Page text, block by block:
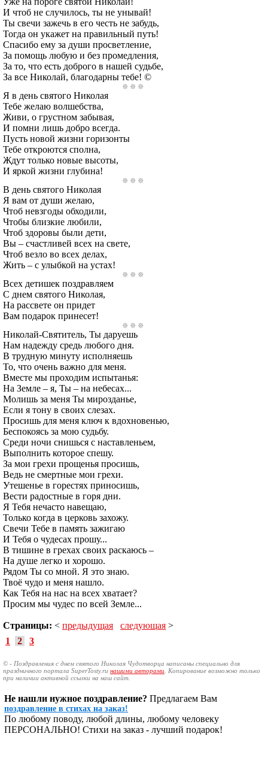
И чтоб не случилось, ты не унывай!
Ты свечи зажечь в его честь не забудь,
Тогда он укажет на правильный путь!
Спасибо ему за души просветление,
За помощь любую и без промедления,
За то, что есть доброго в нашей судьбе,
За все Николай, благодарны тебе! ©
Я в день святого Николая
Тебе желаю волшебства,
Живи, о грустном забывая,
И помни лишь добро всегда.
Пусть новой жизни горизонты
Тебе откроются сполна,
Ждут только новые высоты,
И яркой жизни глубина!
В день святого Николая
Я вам от души желаю,
Чтоб невзгоды обходили,
Чтобы близкие любили,
Чтоб здоровы были дети,
Вы – счастливей всех на свете,
Чтоб везло во всех делах,
Жить – с улыбкой на устах!
Всех детишек поздравляем
С днем святого Николая,
На рассвете он придет
Вам подарок принесет!
Николай-Святитель, Ты даруешь
Нам надежду средь любого дня.
В трудную минуту исполняешь
То, что очень важно для меня.
Вместе мы проходим испытанья:
На Земле – я, Ты – на небесах...
Молишь за меня Ты мирозданье,
Если я тону в своих слезах.
Просишь для меня ключ к вдохновенью,
Беспокоясь за мою судьбу.
Среди ночи снишься с наставленьем,
Выполнить которое спешу.
За мои грехи прощенья просишь,
Ведь не смертные мои грехи.
Утешенье в горестях приносишь,
Вести радостные в горя дни.
Я Тебя нечасто навещаю,
Только когда в церковь захожу.
Свечи Тебе в память зажигаю
И Тебя о чудесах прошу...
В тишине в грехах своих раскаюсь –
На душе легко и хорошо.
Рядом Ты со мной. Я это знаю.
Твоё чудо и меня нашло.
Как Тебя на нас на всех хватает?
Просим мы чудес по всей Земле...
Страницы: < предыдущая следующая >
1
2 3
© - Поздравления с днем святого Николая Чудотворца написаны специально для
праздничного портала SuperTosty.ru нашими авторами . Копирование возможно только
при наличии активной ссылки на наш сайт.
Не нашли нужное поздравление? Предлагаем Вам
поздравление в стихах на заказ!
По любому поводу, любой длины, любому человеку
ПЕРСОНАЛЬНО! Стихи на заказ - лучший подарок!